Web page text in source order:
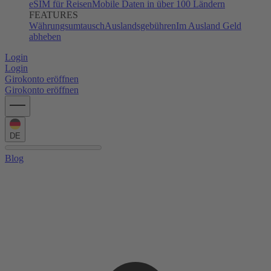
eSIM für ReisenMobile Daten in über 100 Ländern
FEATURES
WährungsumtauschAuslandsgebührenIm Ausland Geld
abheben
Login
Login
Girokonto eröffnen
Girokonto eröffnen
DE
Blog